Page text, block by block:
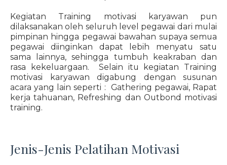
Kegiatan Training motivasi karyawan pun
dilaksanakan oleh seluruh level pegawai dari mulai
pimpinan hingga pegawai bawahan supaya semua
pegawai diinginkan dapat lebih menyatu satu
sama lainnya, sehingga tumbuh keakraban dan
rasa kekeluargaan. Selain itu kegiatan Training
motivasi karyawan digabung dengan susunan
acara yang lain seperti : Gathering pegawai, Rapat
kerja tahuanan, Refreshing dan Outbond motivasi
training.
Jenis-Jenis Pelatihan Motivasi